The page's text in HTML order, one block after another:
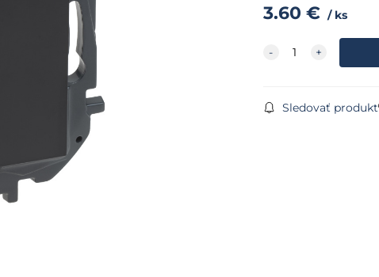
3.60 € ks
Sledovať produkt